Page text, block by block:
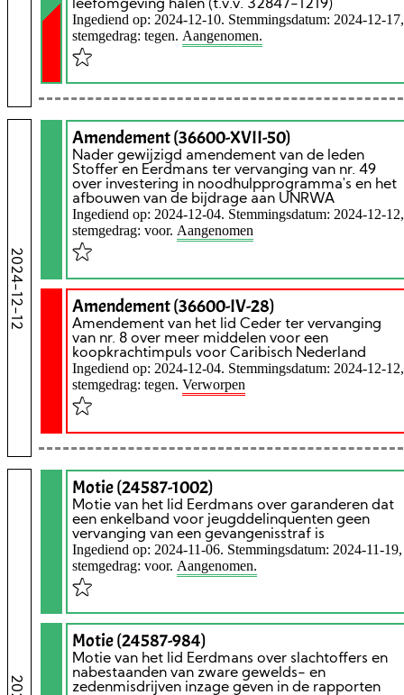
leefomgeving halen (t.v.v. 32847-1219)
Ingediend op: 2024-12-10. Stemmingsdatum: 2024-12-17,
stemgedrag: tegen. Aangenomen.
2024-12-12
Amendement (36600-XVII-50)
Nader gewijzigd amendement van de leden
Stoffer en Eerdmans ter vervanging van nr. 49
over investering in noodhulpprogramma's en het
afbouwen van de bijdrage aan UNRWA
Ingediend op: 2024-12-04. Stemmingsdatum: 2024-12-12,
stemgedrag: voor. Aangenomen
Amendement (36600-IV-28)
Amendement van het lid Ceder ter vervanging
van nr. 8 over meer middelen voor een
koopkrachtimpuls voor Caribisch Nederland
Ingediend op: 2024-12-04. Stemmingsdatum: 2024-12-12,
stemgedrag: tegen. Verworpen
Motie (24587-1002)
Motie van het lid Eerdmans over garanderen dat
een enkelband voor jeugddelinquenten geen
vervanging van een gevangenisstraf is
Ingediend op: 2024-11-06. Stemmingsdatum: 2024-11-19,
stemgedrag: voor. Aangenomen.
Motie (24587-984)
Motie van het lid Eerdmans over slachtoffers en
nabestaanden van zware gewelds- en
zedenmisdrijven inzage geven in de rapporten